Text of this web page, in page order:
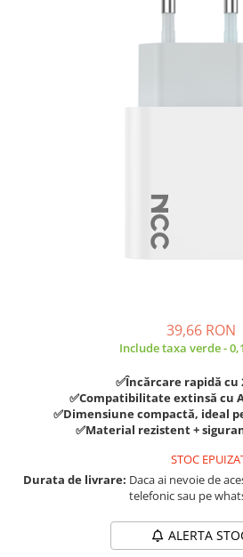
A2289 (Retina 13” 2020)
A1369 (13” 2010-2011)
A1370 (11” 2010-2011)
A1465 (11” 2012-2015)
A1932 (13” 2018-2019)
A2337 (M1 13” 2020)
A2681 (M2 13” 2022)
39,66 RON
Include taxa verde -
✅Încărcare rapidă cu
✅Compatibilitate extinsă cu
✅Dimensiune compactă, ideal
✅Material rezistent +
STOC
Durata de livrare: Daca ai nevoie de
telefonic sau pe
ALERTA